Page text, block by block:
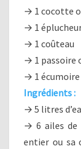
→ 1 cocotte
→ 1
→ 1 coûteau
→ 1 passoire
→ 1 écumoire
Ingrédients :
→ 5 litres
→ 6 ailes de
entier ou sa